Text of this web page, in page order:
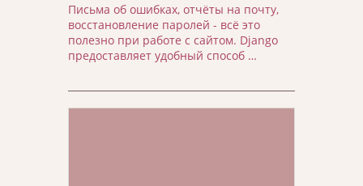
Письма об ошибках, отчёты на почту,
восстановление паролей - всё это
полезно при работе с сайтом. Django
предоставляет удобный способ …